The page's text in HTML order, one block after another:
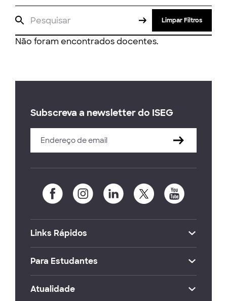
Limpar Filtros
Não foram encontrados docentes.
Subscreva a newsletter do ISEG
Links Rápidos
Para Estudantes
Atualidade